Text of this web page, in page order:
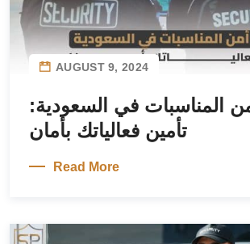
AUGUST 9, 2024
المناسبات في السعودية:
تأمين فعالياتك بأمان
Read More